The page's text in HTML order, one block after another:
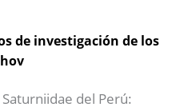
de investigación de los
del Perú: